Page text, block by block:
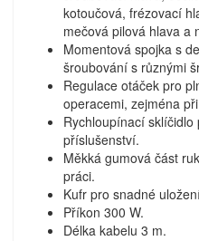
kotoučová, frézovací
mečová pilová hlava a
Momentová spojka s
šroubování s různými
Regulace otáček pro
operacemi, zejména
Rychloupínací
příslušenství.
Měkká gumová část
práci.
Kufr pro snadné
Příkon 300 W.
Délka kabelu 3 m.